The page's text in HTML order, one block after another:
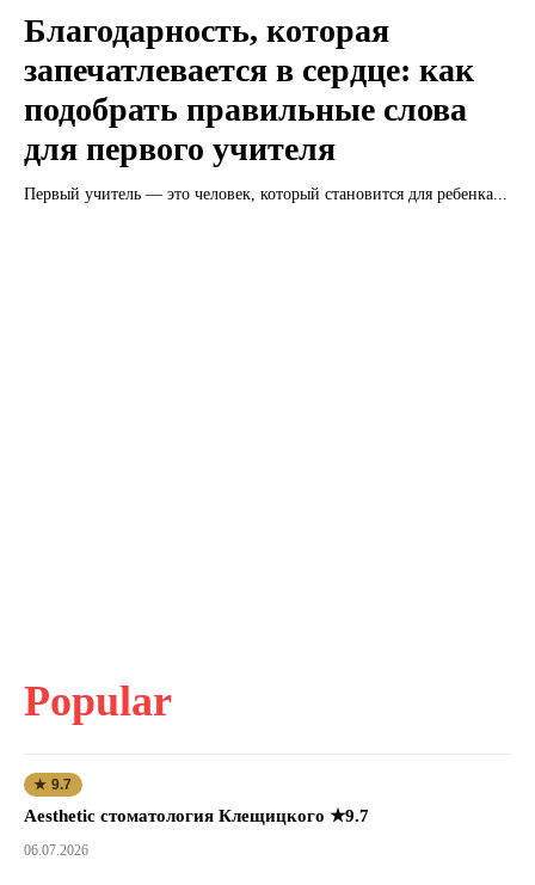
Благодарность, которая
запечатлевается в сердце: как
подобрать правильные слова
для первого учителя
Первый учитель — это человек, который становится для ребенка...
Popular
★ 9.7
Aesthetic стоматология Клещицкого ★9.7
06.07.2026